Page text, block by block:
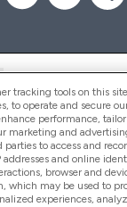
tracking tools on this
to operate and secure
performance,
marketing and
to access and
and online
browser and
which may be used to
experiences,